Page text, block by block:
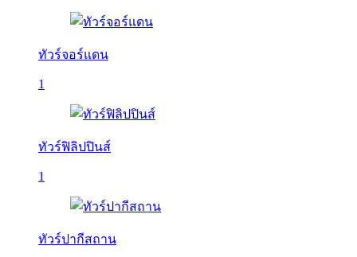
ทัวร์จอร์แดน
1
ทัวร์ฟิลิปปินส์
1
ทัวร์ปากีสถาน